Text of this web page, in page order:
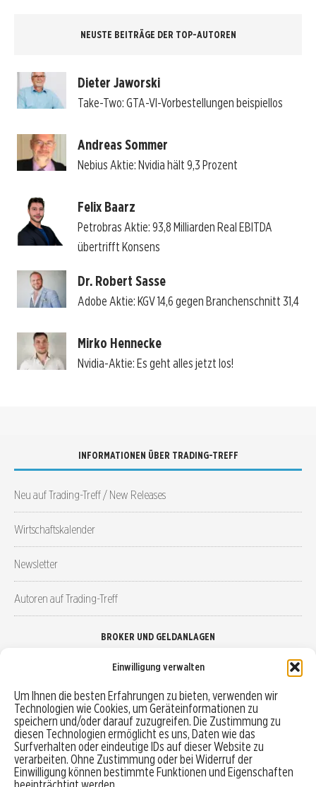
Einwilligung verwalten
Um Ihnen die besten Erfahrungen zu bieten, verwenden wir
Technologien wie Cookies, um Geräteinformationen zu
speichern und/oder darauf zuzugreifen. Die Zustimmung zu
diesen Technologien ermöglicht es uns, Daten wie das
Surfverhalten oder eindeutige IDs auf dieser Website zu
verarbeiten. Ohne Zustimmung oder bei Widerruf der
Einwilligung können bestimmte Funktionen und Eigenschaften
NEUSTE BEITRÄGE DER TOP-AUTOREN
Dieter Jaworski
Take-Two: GTA-VI-Vorbestellungen beispiellos
Andreas Sommer
Nebius Aktie: Nvidia hält 9,3 Prozent
Felix Baarz
Petrobras Aktie: 93,8 Milliarden Real EBITDA
übertrifft Konsens
Dr. Robert Sasse
Adobe Aktie: KGV 14,6 gegen Branchenschnitt 31,4
Mirko Hennecke
Nvidia-Aktie: Es geht alles jetzt los!
INFORMATIONEN ÜBER TRADING-TREFF
Neu auf Trading-Treff / New Releases
Wirtschaftskalender
Newsletter
Autoren auf Trading-Treff
BROKER UND GELDANLAGEN
Robo-Advisor vergleichen
Depotvergleich
Festgeld vergleichen